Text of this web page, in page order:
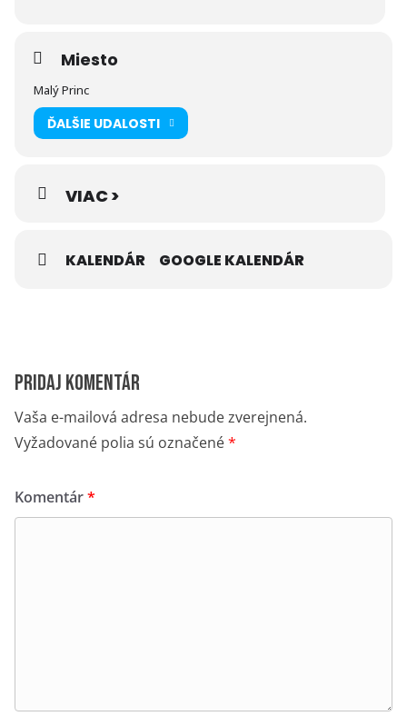
Peter Rajec,
Jaroslav Švorc,
Podporte s nami túto jedinečnú tradíciu aj svojou
Miesto
Malý Princ
ĎALŠIE UDALOSTI
VIAC >
KALENDÁR GOOGLE KALENDÁR
Pridaj komentár
Vaša e-mailová adresa nebude zverejnená.
Vyžadované polia sú označené*
Komentár*